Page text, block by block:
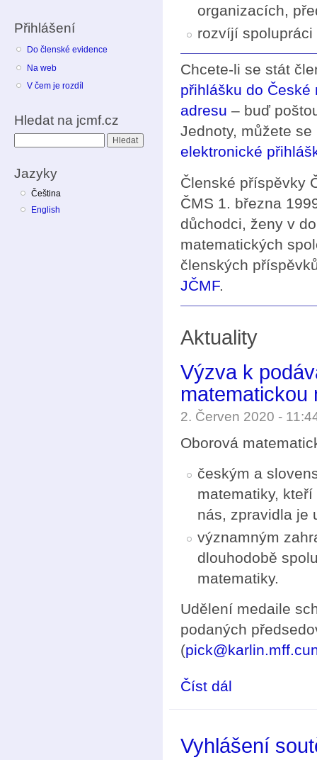
Přihlášení
Do členské evidence
Na web
V čem je rozdíl
Hledat na jcmf.cz
Jazyky
Čeština
English
organizacích,
rozvíjí
Chcete-li se stát
přihlášku do
adresu – buď
Jednoty, můžete
elektronické
Členské příspěvky
ČMS 1. března
důchodci, ženy v
matematických
členských
JČMF.
Aktuality
Výzva k
matematickou
2. Červen 2020 -
Oborová
českým a
matematiky,
nás, zpravidla je
významným
dlouhodobě
matematiky.
Udělení medaile
podaných
(
Číst dál
Vyhlášení